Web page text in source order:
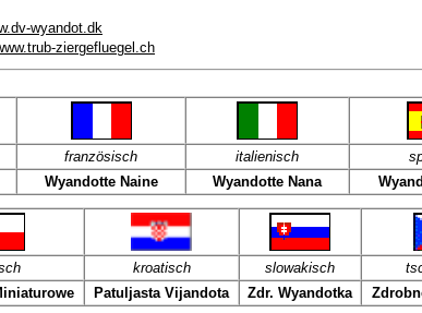
wyandot.dk
ziergefluegel.ch
französisch italienisch
Wyandotte Naine Wyandotte Nana
kroatisch slowakisch
Patuljasta Vijandota Zdr. Wyandotka